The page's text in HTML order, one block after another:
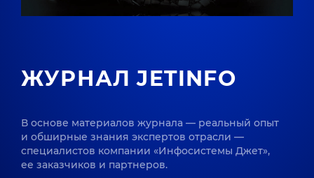
ЖУРНАЛ JETINFO
В основе материалов журнала — реальный опыт
и обширные знания экспертов отрасли —
специалистов компании «Инфосистемы Джет»,
ее заказчиков и партнеров.